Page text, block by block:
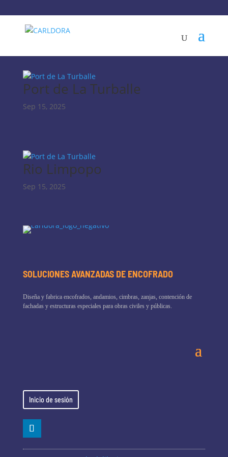
Port de La Turballe
Sep 15, 2025
Rio Limpopo
Sep 15, 2025
SOLUCIONES AVANZADAS DE ENCOFRADO
Diseña y fabrica encofrados, andamios, cimbras, zanjas, contención de
fachadas y estructuras especiales para obras civiles y públicas.
Inicio de sesión